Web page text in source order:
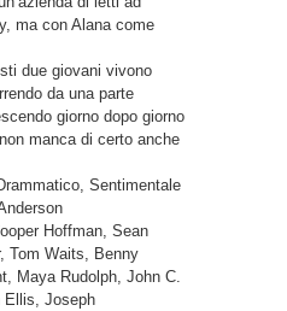
ma con Alana come
due giovani vivono
da una parte
giorno dopo giorno
manca di certo anche
Sentimentale
Hoffman, Sean
Tom Waits, Benny
Maya Rudolph, John C.
Ellis, Joseph